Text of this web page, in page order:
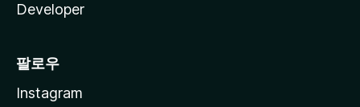
Developer
팔로우
Instagram